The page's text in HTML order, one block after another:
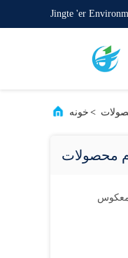
Jingte 'er
خونه >
محصولات
معکوس